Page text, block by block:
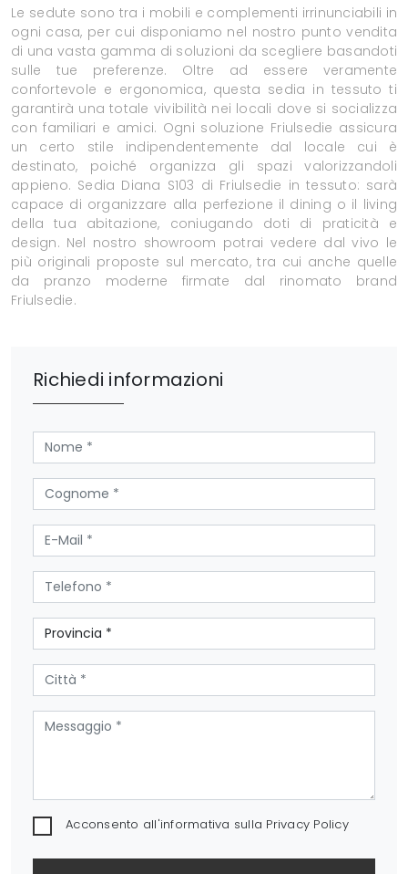
Le sedute sono tra i mobili e complementi irrinunciabili in
ogni casa, per cui disponiamo nel nostro punto vendita
di una vasta gamma di soluzioni da scegliere basandoti
sulle tue preferenze. Oltre ad essere veramente
confortevole e ergonomica, questa sedia in tessuto ti
garantirà una totale vivibilità nei locali dove si socializza
con familiari e amici. Ogni soluzione Friulsedie assicura
un certo stile indipendentemente dal locale cui è
destinato, poiché organizza gli spazi valorizzandoli
appieno. Sedia Diana S103 di Friulsedie in tessuto: sarà
capace di organizzare alla perfezione il dining o il living
della tua abitazione, coniugando doti di praticità e
design. Nel nostro showroom potrai vedere dal vivo le
più originali proposte sul mercato, tra cui anche quelle
da pranzo moderne firmate dal rinomato brand
Friulsedie.
Richiedi informazioni
Acconsento all'informativa sulla Privacy Policy